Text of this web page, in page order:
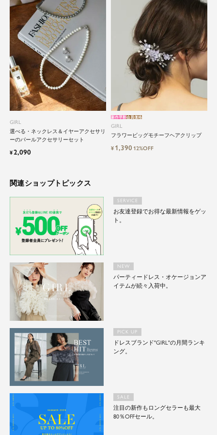
GIRL
選べる・ネックレス＆イヤーアクセサリ
ーのパールアクセサリーセット
¥2,090
GIRL
フラワービッグモチーフヘアクリップ
新作早割会員価格
¥ 1,390 12%OFF
関連ショップトピックス
SERVICE
お友達登録でお得な最新情報をゲッ
ト。
NEW
パーティードレス・オケージョンア
イテムが続々入荷中。
PICK UP
ドレスブランド"GIRL"の月間ランキ
ング。
SALE
注目の新作もロングセラーも最大
80％OFFセール。